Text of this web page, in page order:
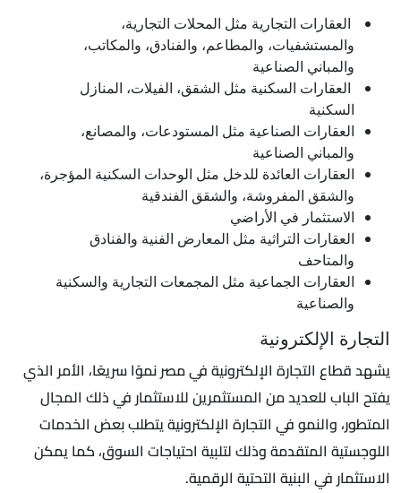
العقارات التجارية مثل المحلات التجارية،
والمستشفيات، والمطاعم، والفنادق، والمكاتب،
والمباني الصناعية
العقارات السكنية مثل الشقق، الفيلات، المنازل
السكنية
العقارات الصناعية مثل المستودعات، والمصانع،
والمباني الصناعية
العقارات العائدة للدخل مثل الوحدات السكنية المؤجرة،
والشقق المفروشة، والشقق الفندقية
الاستثمار في الأراضي
العقارات التراثية مثل المعارض الفنية والفنادق
والمتاحف
العقارات الجماعية مثل المجمعات التجارية والسكنية
والصناعية
التجارة الإلكترونية
يشهد قطاع التجارة الإلكترونية في مصر نموًا سريعًا، الأمر الذي
يفتح الباب للعديد من المستثمرين للاستثمار في ذلك المجال
المتطور، والنمو في التجارة الإلكترونية يتطلب بعض الخدمات
اللوجستية المتقدمة وذلك لتلبية احتياجات السوق، كما يمكن
الاستثمار في البنية التحتية الرقمية.